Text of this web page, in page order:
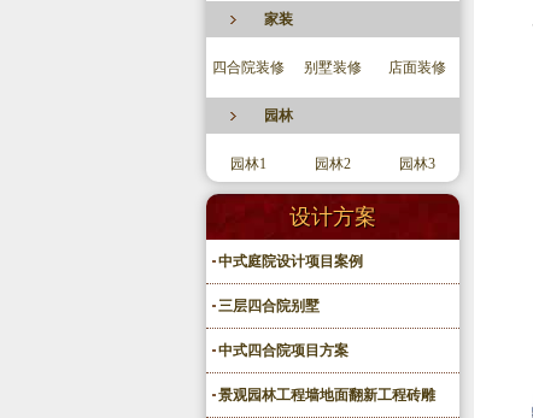
家装
四合院装修 别墅装修 店面装修
园林
园林1 园林2 园林3
设计方案
中式庭院设计项目案例
三层四合院别墅
中式四合院项目方案
景观园林工程墙地面翻新工程砖雕